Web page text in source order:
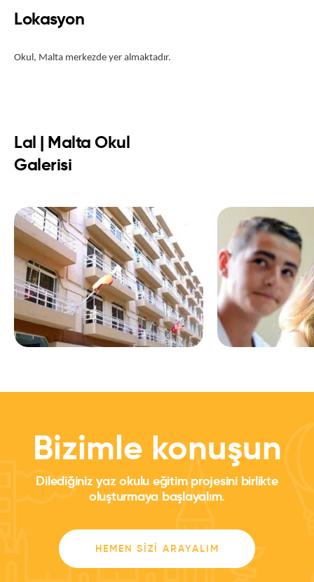
Lokasyon
Okul, Malta merkezde yer almaktadır.
Lal | Malta Okul
Galerisi
Bizimle konuşun
Dilediğiniz yaz okulu eğitim projesini birlikte
oluşturmaya başlayalım.
HEMEN SIZI ARAYALIM